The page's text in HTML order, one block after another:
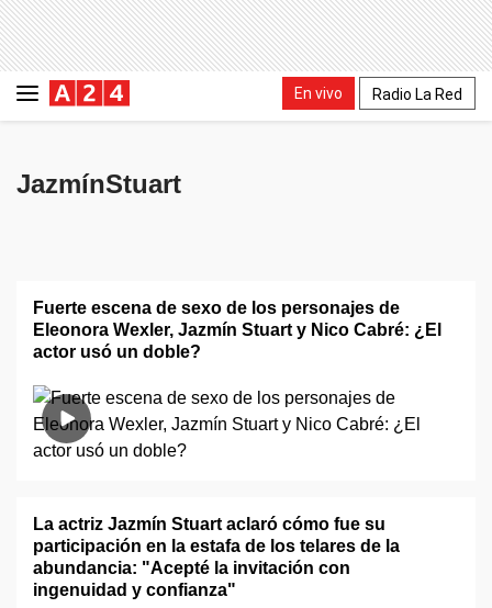
En vivo Radio La Red
JazmínStuart
Fuerte escena de sexo de los personajes de
Eleonora Wexler, Jazmín Stuart y Nico Cabré: ¿El
actor usó un doble?
La actriz Jazmín Stuart aclaró cómo fue su
participación en la estafa de los telares de la
abundancia: "Acepté la invitación con
ingenuidad y confianza"